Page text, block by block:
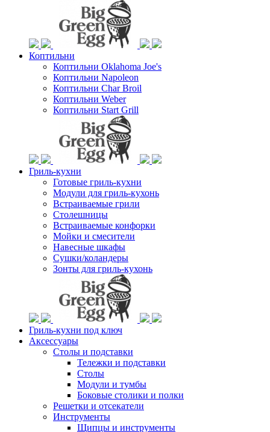
Коптильни
Коптильни Oklahoma Joe's
Коптильни Napoleon
Коптильни Char Broil
Коптильни Weber
Коптильни Start Grill
Гриль-кухни
Готовые гриль-кухни
Модули для гриль-кухонь
Встраиваемые грили
Столешницы
Встраиваемые конфорки
Мойки и смесители
Навесные шкафы
Сушки/коландеры
Зонты для гриль-кухонь
Гриль-кухни под ключ
Аксессуары
Столы и подставки
Тележки и подставки
Столы
Модули и тумбы
Боковые столики и полки
Решетки и отсекатели
Инструменты
Щипцы и инструменты